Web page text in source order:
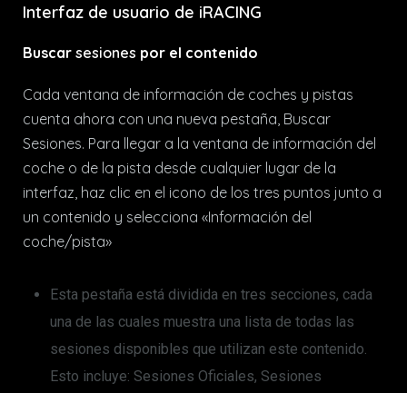
Interfaz de usuario de iRACING
Buscar sesiones por el contenido
Cada ventana de información de coches y pistas
cuenta ahora con una nueva pestaña, Buscar
Sesiones. Para llegar a la ventana de información del
coche o de la pista desde cualquier lugar de la
interfaz, haz clic en el icono de los tres puntos junto a
un contenido y selecciona «Información del
coche/pista»
Esta pestaña está dividida en tres secciones, cada
una de las cuales muestra una lista de todas las
sesiones disponibles que utilizan este contenido.
Esto incluye: Sesiones Oficiales, Sesiones